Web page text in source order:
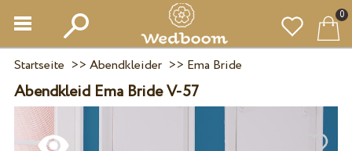
0
Startseite >> Abendkleider>> Ema Bride
Abendkleid Ema Bride V-57